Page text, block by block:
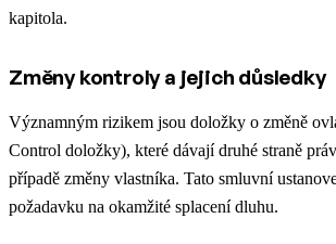
kapitola.
Změny kontroly a jejich důsledky
Významným rizikem jsou doložky o změně
Control doložky), které dávají druhé straně
případě změny vlastníka. Tato smluvní
požadavku na okamžité splacení dluhu.